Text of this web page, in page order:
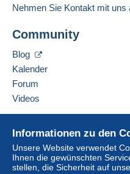
Informationen zu den
Unsere Website verwendet
Ihnen die gewünschten
stellen, die Sicherheit auf
Nehmen Sie Kontakt mit uns
Community
Blog
Kalender
Forum
Videos
Online-Hilfe
Auf Delcampe kaufen